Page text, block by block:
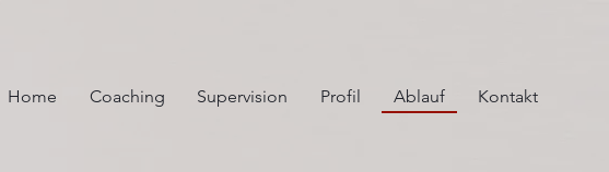
Home Coaching Supervision Profil Ablauf Kontakt